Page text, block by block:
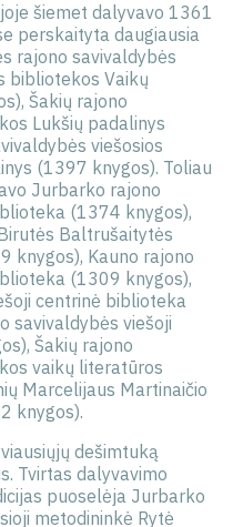
šiemet dalyvavo 1361
perskaityta daugiausia
rajono savivaldybės
bibliotekos Vaikų
Šakių rajono
Lukšių padalinys
viešosios
(1397 knygos). Toliau
Jurbarko rajono
(1374 knygos),
Baltrušaitytės
knygos), Kauno rajono
(1309 knygos),
centrinė biblioteka
savivaldybės viešoji
Šakių rajono
vaikų literatūros
Marcelijaus Martinaičio
knygos).
dešimtuką
Tvirtas dalyvavimo
puoselėja Jurbarko
metodininkė Rytė